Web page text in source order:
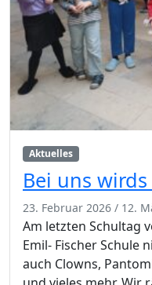
Aktuelles
Bei uns
23. Februar 2026 / 12.
Am letzten Schultag
Emil- Fischer Schule
auch Clowns,